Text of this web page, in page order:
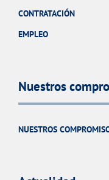
CONTRATACIÓN
EMPLEO
Nuestros
NUESTROS